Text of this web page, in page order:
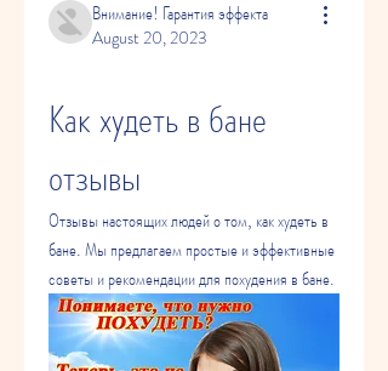
Внимание! Гарантия эффекта
August 20, 2023
Как худеть в бане
отзывы
Отзывы настоящих людей о том, как худеть в
бане. Мы предлагаем простые и эффективные
советы и рекомендации для похудения в бане.